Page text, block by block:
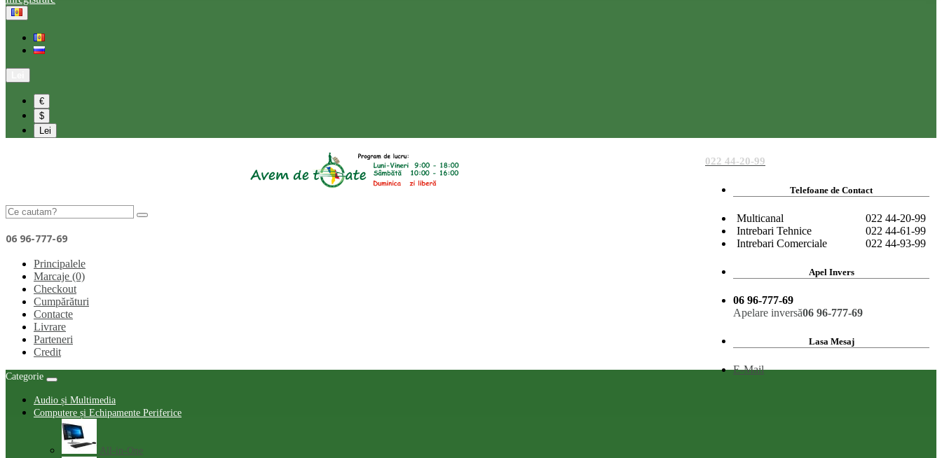
€
$
Lei
022 44-20-99
Telefoane de Contact
Multicanal
022 44-20-99
Intrebari Tehnice
022 44-61-99
Intrebari Comerciale
022 44-93-99
Apel Invers
06 96-777-69
Apelare inversă06 96-777-69
Lasa Mesaj
E-Mail
06 96-777-69
Principalele
Marcaje (0)
Checkout
Cumpărături
Contacte
Livrare
Parteneri
Credit
Categorie
Audio și Multimedia
Computere și Echipamente Periferice
All-in-One